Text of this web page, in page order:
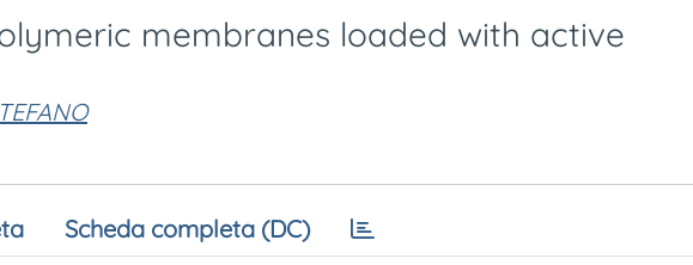
membranes loaded with active
Scheda completa (DC)